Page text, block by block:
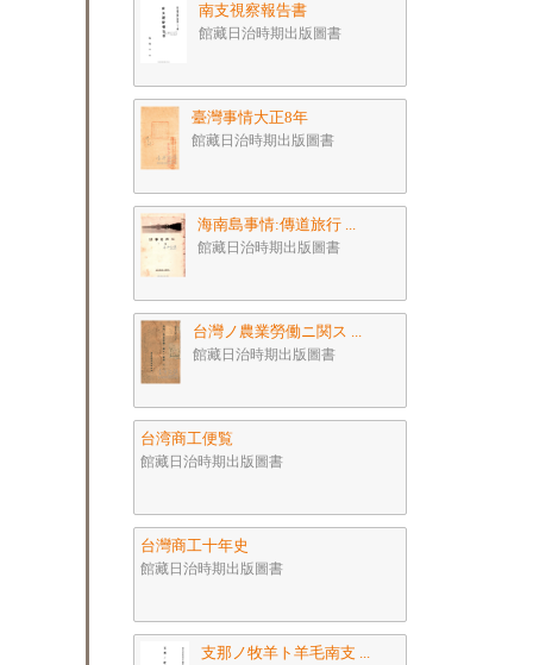
南支視察報告書
館藏日治時期出版圖書
臺灣事情大正8年
館藏日治時期出版圖書
海南島事情:傳道旅行 ...
館藏日治時期出版圖書
台灣ノ農業勞働ニ関ス ...
館藏日治時期出版圖書
台湾商工便覧
館藏日治時期出版圖書
台灣商工十年史
館藏日治時期出版圖書
支那ノ牧羊ト羊毛南支 ...